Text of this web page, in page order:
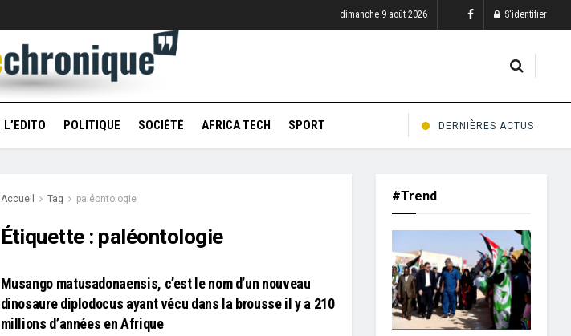
dimanche 9 août 2026 S'identifier
L’EDITO POLITIQUE SOCIÉTÉ AFRICA TECH SPORT DERNIÈRES ACTUS
Accueil Tag paléontologie
Étiquette : paléontologie
Musango matusadonaensis, c’est le nom d’un nouveau
dinosaure diplodocus ayant vécu dans la brousse il y a 210
millions d’années en Afrique
#Trend